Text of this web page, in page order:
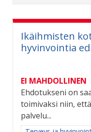
Ikäihmisten
hyvinvointia
EI MAHDOLLINEN
Ehdotukseni on
toimivaksi niin,
palvelu...